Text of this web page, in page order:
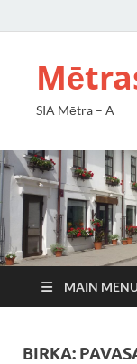
SIA Mētra – A
MAIN
BIRKA: